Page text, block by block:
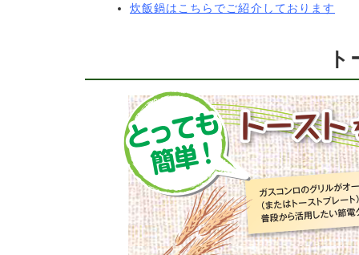
炊飯鍋はこちらでご紹介しております